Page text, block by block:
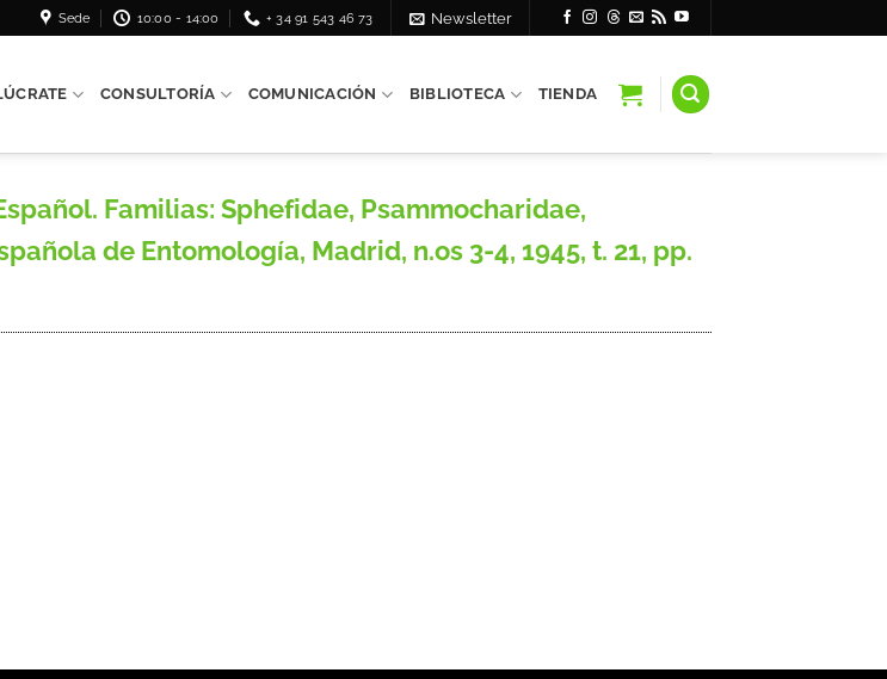
Sede 10:00 - 14:00 + 34 91 543 46 73 Newsletter
CONSULTORÍA COMUNICACIÓN BIBLIOTECA TIENDA
Familias: Sphefidae, Psammocharidae,
de Entomología, Madrid, n.os 3-4, 1945, t. 21, pp.